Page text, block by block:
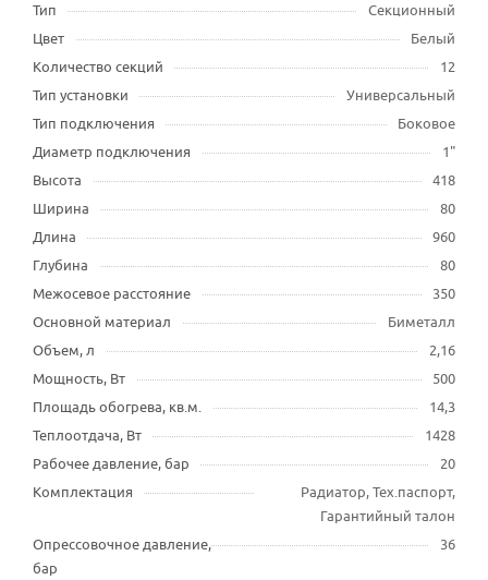
Тип
Секционный
Цвет
Белый
Количество секций
12
Тип установки
Универсальный
Тип подключения
Боковое
Диаметр подключения
1"
Высота
418
Ширина
80
Длина
960
Глубина
80
Межосевое расстояние
350
Основной материал
Биметалл
Объем, л
2,16
Мощность, Вт
500
Площадь обогрева, кв.м.
14,3
Теплоотдача, Вт
1428
Рабочее давление, бар
20
Комплектация
Радиатор, Тех.паспорт,
Гарантийный талон
Опрессовочное давление,
бар
36